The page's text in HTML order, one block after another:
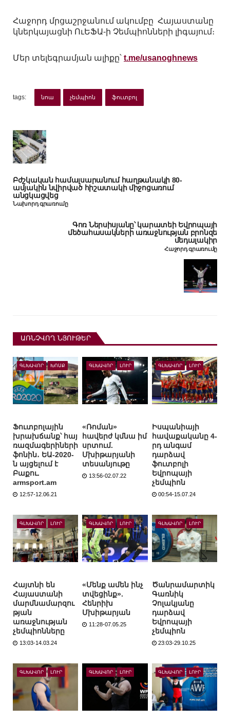
Հաջորդ մրցաշրջանում ակումբը Հայաստանը
կներկայացնի ՈւԵՖԱ-ի Չեմպիոնների լիգայում։
Մեր տելեգրամյան ալիքը՝ t.me/usanoghnews
tags: նոա չեմպիոն ֆուտբոլ
Բժշկական համալսարանում հաղթանակի 80-
ամյակին նվիրված հիշատակի միջոցառում
անցկացվեց
Նախորդ գրառումը
Գոռ Ներսիսյանը՝ կարատեի Եվրոպայի
մեծահասակների առաջնության բրոնզե
մեդալակիր
Հաջորդ գրառումը
ԱՌՆՉՎՈՂ ՆՅՈՒԹԵՐ
ԳԼԽԱՎՈՐ ԽՈՍՔ
Ֆուտբոլային
խրախճանք՝ հայ
ռազմագերիների
ֆոնին․ ԵԱ-2020-
ն այցելում է
Բաքու.
armsport.am
12:57-12.06.21
ԳԼԽԱՎՈՐ ԼՈՒՐ
«Ռոման»
հավերժ կմնա իմ
սրտում.
Մխիթարյանի
տեսանյութը
13:56-02.07.22
ԳԼԽԱՎՈՐ ԼՈՒՐ
Իսպանիայի
հավաքականը 4-
րդ անգամ
դարձավ
ֆուտբոլի
Եվրոպայի
չեմպիոն
00:54-15.07.24
ԳԼԽԱՎՈՐ ԼՈՒՐ
Հայտնի են
Հայաստանի
մարմնամարզու
թյան
առաջնության
չեմպիոնները
13:03-14.03.24
ԳԼԽԱՎՈՐ ԼՈՒՐ
«Մենք ամեն ինչ
տվեցինք».
Հենրիխ
Մխիթարյան
11:28-07.05.25
ԳԼԽԱՎՈՐ ԼՈՒՐ
Ծանրամարտիկ
Գառնիկ
Չոլակյանը
դարձավ
Եվրոպայի
չեմպիոն
23:03-29.10.25
ԳԼԽԱՎՈՐ ԼՈՒՐ ԳԼԽԱՎՈՐ ԼՈՒՐ ԳԼԽԱՎՈՐ ԼՈՒՐ